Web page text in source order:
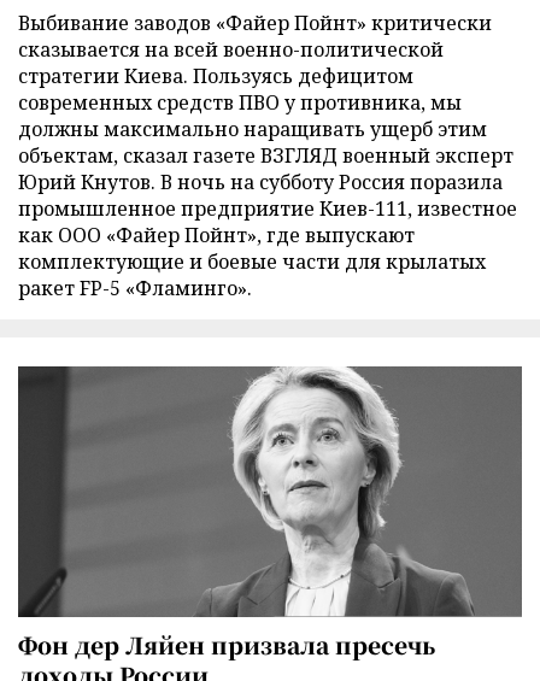
Выбивание заводов «Файер Пойнт» критически
сказывается на всей военно-политической
стратегии Киева. Пользуясь дефицитом
современных средств ПВО у противника, мы
должны максимально наращивать ущерб этим
объектам, сказал газете ВЗГЛЯД военный эксперт
Юрий Кнутов. В ночь на субботу Россия поразила
промышленное предприятие Киев-111, известное
как ООО «Файер Пойнт», где выпускают
комплектующие и боевые части для крылатых
ракет FP-5 «Фламинго».
Фон дер Ляйен призвала пресечь
доходы России